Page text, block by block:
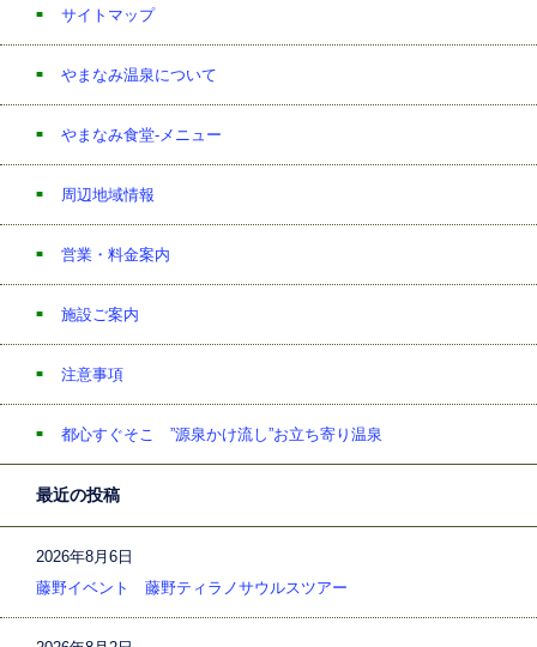
サイトマップ
やまなみ温泉について
やまなみ食堂-メニュー
周辺地域情報
営業・料金案内
施設ご案内
注意事項
都心すぐそこ ”源泉かけ流し”お立ち寄り温泉
最近の投稿
2026年8月6日
藤野イベント 藤野ティラノサウルスツアー